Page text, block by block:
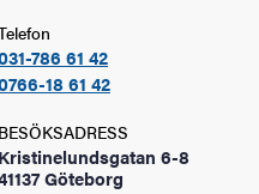
innovation
786 61 42
18 61 42
BESÖKSADRESS
Kristinelundsgatan 6-8
Göteborg